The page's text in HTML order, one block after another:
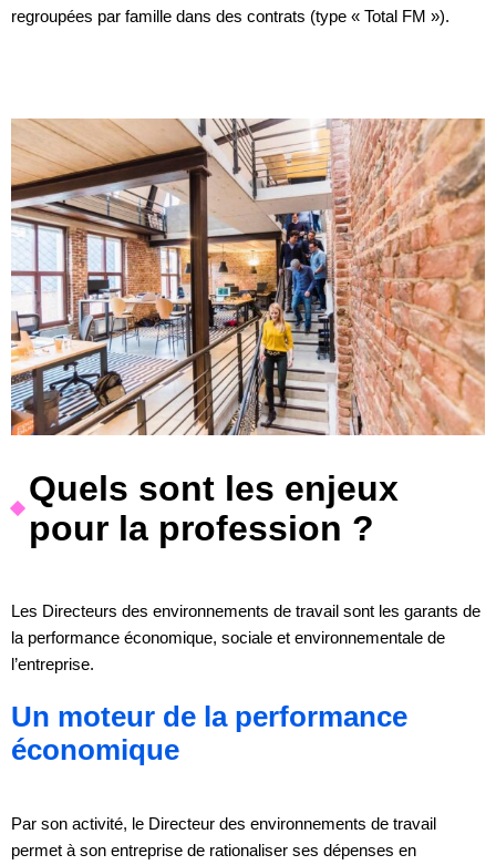
regroupées par famille dans des contrats (type « Total FM »).
Quels sont les enjeux
pour la profession ?
Les Directeurs des environnements de travail sont les garants de
la performance économique, sociale et environnementale de
l’entreprise.
Un moteur de la performance
économique
Par son activité, le Directeur des environnements de travail
permet à son entreprise de rationaliser ses dépenses en